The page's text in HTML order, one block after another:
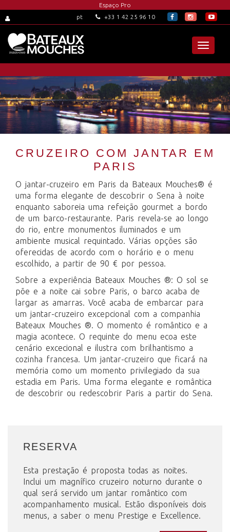
Espaço Pro
pt
+33 1 42 25 96 10
Toggle
CRUZEIRO COM JANTAR EM
PARIS
O jantar-cruzeiro em Paris da Bateaux Mouches® é
uma forma elegante de descobrir o Sena à noite
enquanto saboreia uma refeição gourmet a bordo
de um barco-restaurante. Paris revela-se ao longo
do rio, entre monumentos iluminados e um
ambiente musical requintado. Várias opções são
oferecidas de acordo com o horário e o menu
escolhido, a partir de 90 € por pessoa.
Sobre a experiência Bateaux Mouches ®: O sol se
põe e a noite cai sobre Paris, o barco acaba de
largar as amarras. Você acaba de embarcar para
um jantar-cruzeiro excepcional com a companhia
Bateaux Mouches ®. O momento é romântico e a
magia acontece. O requinte do menu ecoa este
cenário excecional e ilustra com brilhantismo a
cozinha francesa. Um jantar-cruzeiro que ficará na
memória como um momento privilegiado da sua
estadia em Paris. Uma forma elegante e romântica
de descobrir ou redescobrir Paris a partir do Sena.
RESERVA
Esta prestação é proposta todas as noites.
Inclui um magnífico cruzeiro noturno durante o
qual será servido um jantar romântico com
acompanhamento musical. Estão disponíveis dois
menus, a saber o menu Prestige e Excellence.